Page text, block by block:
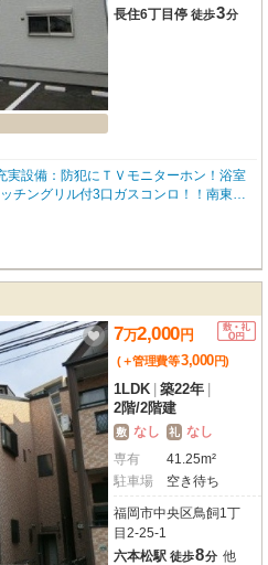
長住6丁目停 徒歩3分
実設備：防犯にＴＶモニターホン！浴室
チングリル付3口ガスコンロ！！南東向
ス！！駐車場空きあり！すぐそばにス
7万2,000円
(＋管理費等3,000円)
1LDK 築22年
2階/2階建
敷 なし 礼 なし
専有
41.25m²
駐車場
空き待ち
福岡市中央区鳥飼1丁
目2-25-1
六本松駅 徒歩8分 他